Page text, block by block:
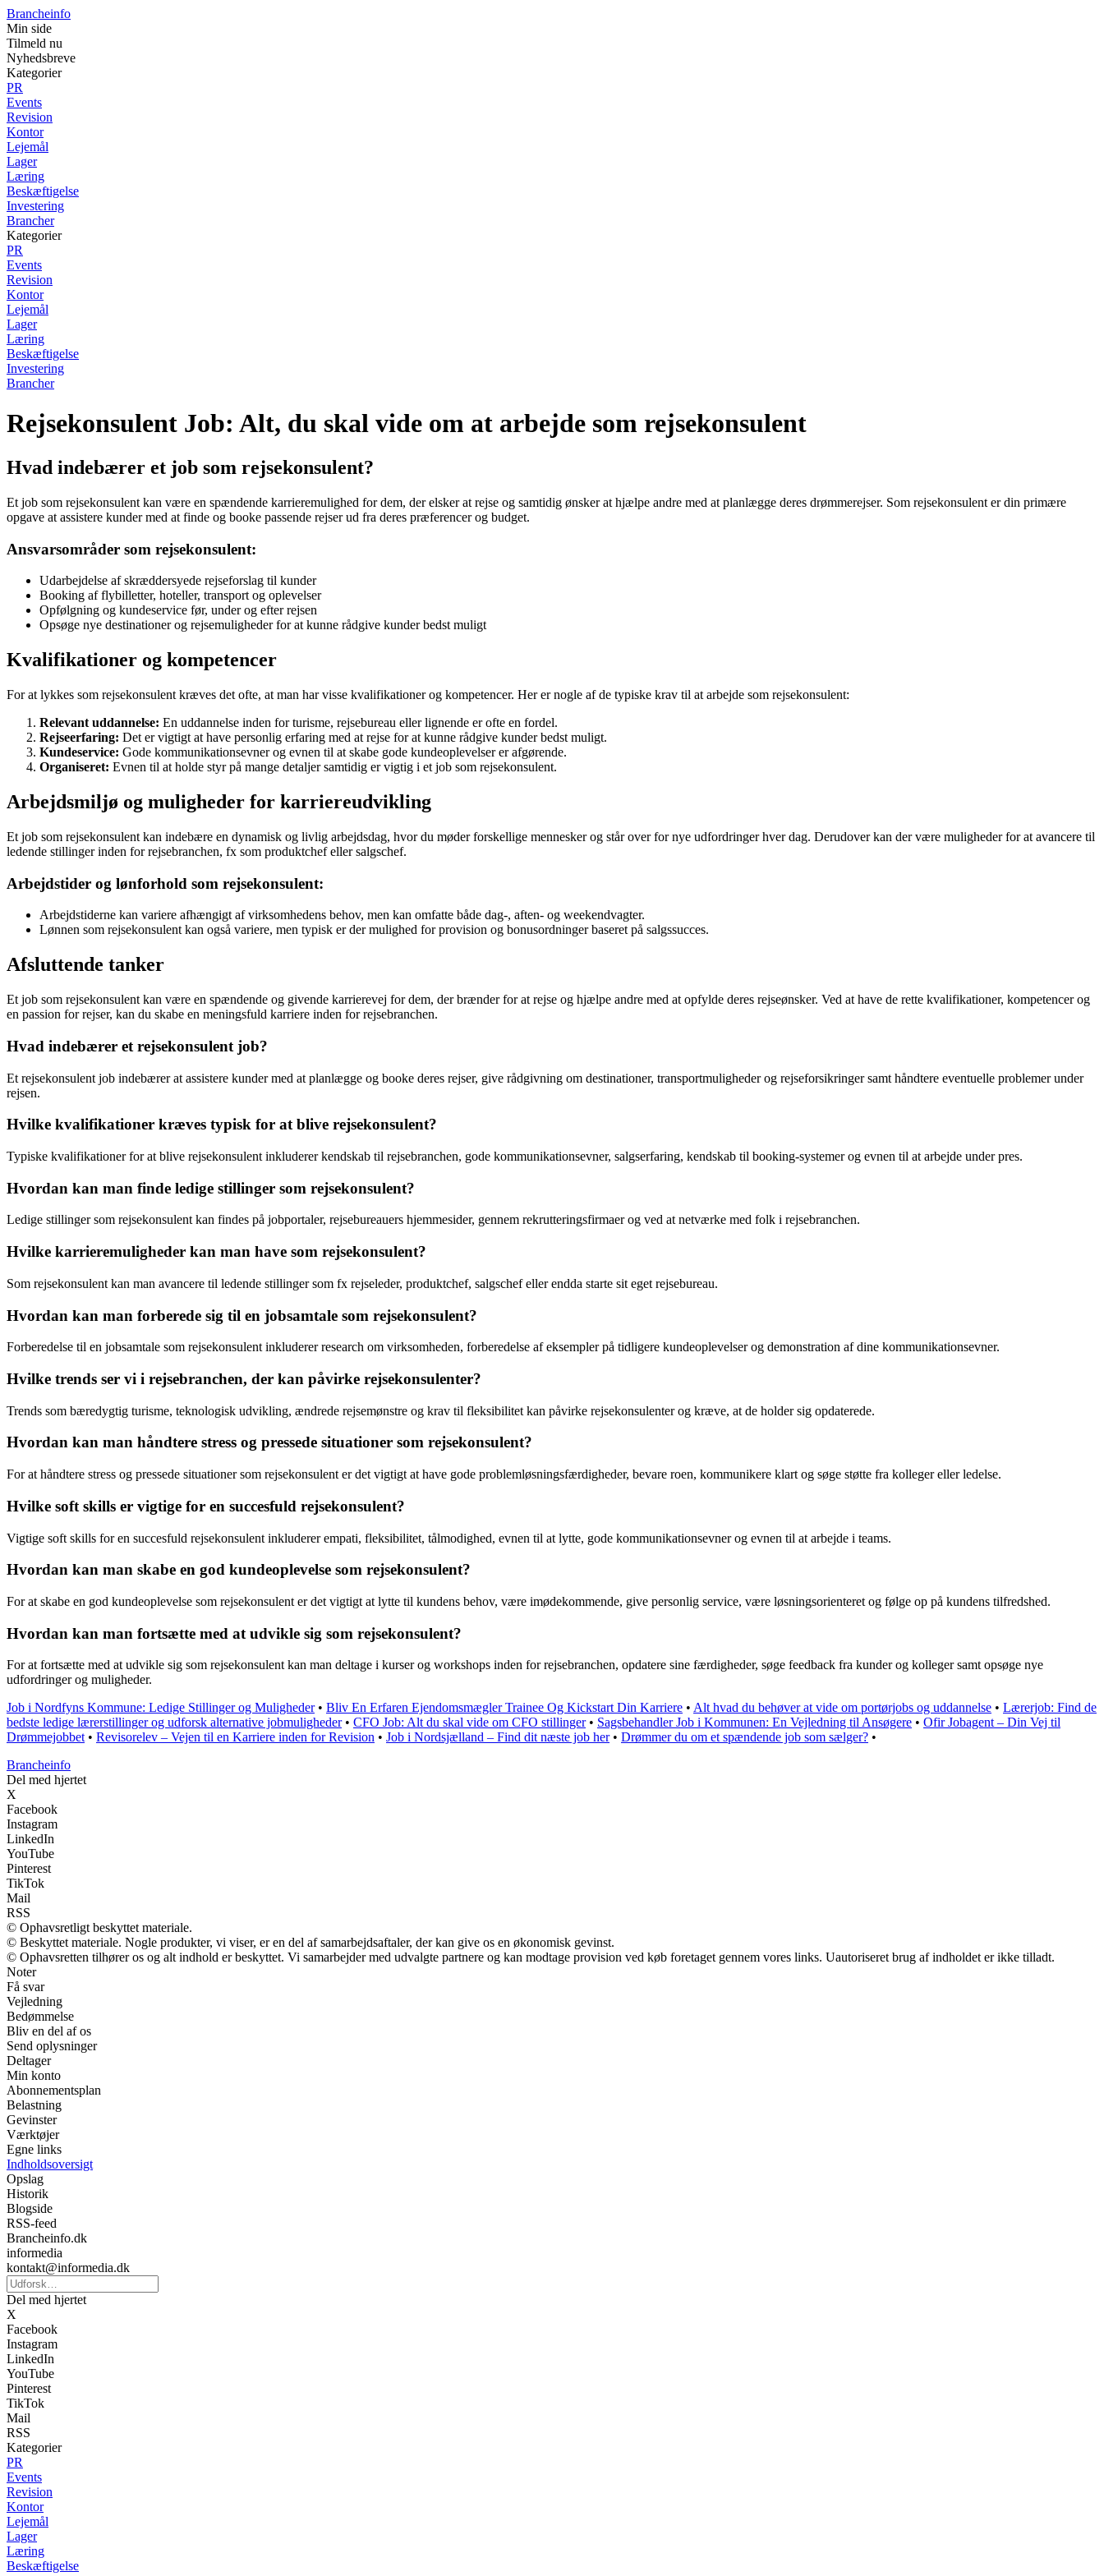
Brancheinfo
Min side
Tilmeld nu
Nyhedsbreve
Kategorier
PR
Events
Revision
Kontor
Lejemål
Lager
Læring
Beskæftigelse
Investering
Brancher
Kategorier
PR
Events
Revision
Kontor
Lejemål
Lager
Læring
Beskæftigelse
Investering
Brancher
Rejsekonsulent Job: Alt, du skal vide om at arbejde som rejsekonsulent
Hvad indebærer et job som rejsekonsulent?
Et job som rejsekonsulent kan være en spændende karrieremulighed for dem, der elsker at rejse og samtidig ønsker at hjælpe andre med at planlægge deres drømmerejser. Som rejsekonsulent er din primære
opgave at assistere kunder med at finde og booke passende rejser ud fra deres præferencer og budget.
Ansvarsområder som rejsekonsulent:
Udarbejdelse af skræddersyede rejseforslag til kunder
Booking af flybilletter, hoteller, transport og oplevelser
Opfølgning og kundeservice før, under og efter rejsen
Opsøge nye destinationer og rejsemuligheder for at kunne rådgive kunder bedst muligt
Kvalifikationer og kompetencer
For at lykkes som rejsekonsulent kræves det ofte, at man har visse kvalifikationer og kompetencer. Her er nogle af de typiske krav til at arbejde som rejsekonsulent:
Relevant uddannelse: En uddannelse inden for turisme, rejsebureau eller lignende er ofte en fordel.
Rejseerfaring: Det er vigtigt at have personlig erfaring med at rejse for at kunne rådgive kunder bedst muligt.
Kundeservice: Gode kommunikationsevner og evnen til at skabe gode kundeoplevelser er afgørende.
Organiseret: Evnen til at holde styr på mange detaljer samtidig er vigtig i et job som rejsekonsulent.
Arbejdsmiljø og muligheder for karriereudvikling
Et job som rejsekonsulent kan indebære en dynamisk og livlig arbejdsdag, hvor du møder forskellige mennesker og står over for nye udfordringer hver dag. Derudover kan der være muligheder for at avancere til
ledende stillinger inden for rejsebranchen, fx som produktchef eller salgschef.
Arbejdstider og lønforhold som rejsekonsulent:
Arbejdstiderne kan variere afhængigt af virksomhedens behov, men kan omfatte både dag-, aften- og weekendvagter.
Lønnen som rejsekonsulent kan også variere, men typisk er der mulighed for provision og bonusordninger baseret på salgssucces.
Afsluttende tanker
Et job som rejsekonsulent kan være en spændende og givende karrierevej for dem, der brænder for at rejse og hjælpe andre med at opfylde deres rejseønsker. Ved at have de rette kvalifikationer, kompetencer og
en passion for rejser, kan du skabe en meningsfuld karriere inden for rejsebranchen.
Hvad indebærer et rejsekonsulent job?
Et rejsekonsulent job indebærer at assistere kunder med at planlægge og booke deres rejser, give rådgivning om destinationer, transportmuligheder og rejseforsikringer samt håndtere eventuelle problemer under
rejsen.
Hvilke kvalifikationer kræves typisk for at blive rejsekonsulent?
Typiske kvalifikationer for at blive rejsekonsulent inkluderer kendskab til rejsebranchen, gode kommunikationsevner, salgserfaring, kendskab til booking-systemer og evnen til at arbejde under pres.
Hvordan kan man finde ledige stillinger som rejsekonsulent?
Ledige stillinger som rejsekonsulent kan findes på jobportaler, rejsebureauers hjemmesider, gennem rekrutteringsfirmaer og ved at netværke med folk i rejsebranchen.
Hvilke karrieremuligheder kan man have som rejsekonsulent?
Som rejsekonsulent kan man avancere til ledende stillinger som fx rejseleder, produktchef, salgschef eller endda starte sit eget rejsebureau.
Hvordan kan man forberede sig til en jobsamtale som rejsekonsulent?
Forberedelse til en jobsamtale som rejsekonsulent inkluderer research om virksomheden, forberedelse af eksempler på tidligere kundeoplevelser og demonstration af dine kommunikationsevner.
Hvilke trends ser vi i rejsebranchen, der kan påvirke rejsekonsulenter?
Trends som bæredygtig turisme, teknologisk udvikling, ændrede rejsemønstre og krav til fleksibilitet kan påvirke rejsekonsulenter og kræve, at de holder sig opdaterede.
Hvordan kan man håndtere stress og pressede situationer som rejsekonsulent?
For at håndtere stress og pressede situationer som rejsekonsulent er det vigtigt at have gode problemløsningsfærdigheder, bevare roen, kommunikere klart og søge støtte fra kolleger eller ledelse.
Hvilke soft skills er vigtige for en succesfuld rejsekonsulent?
Vigtige soft skills for en succesfuld rejsekonsulent inkluderer empati, fleksibilitet, tålmodighed, evnen til at lytte, gode kommunikationsevner og evnen til at arbejde i teams.
Hvordan kan man skabe en god kundeoplevelse som rejsekonsulent?
For at skabe en god kundeoplevelse som rejsekonsulent er det vigtigt at lytte til kundens behov, være imødekommende, give personlig service, være løsningsorienteret og følge op på kundens tilfredshed.
Hvordan kan man fortsætte med at udvikle sig som rejsekonsulent?
For at fortsætte med at udvikle sig som rejsekonsulent kan man deltage i kurser og workshops inden for rejsebranchen, opdatere sine færdigheder, søge feedback fra kunder og kolleger samt opsøge nye
udfordringer og muligheder.
Job i Nordfyns Kommune: Ledige Stillinger og Muligheder• Bliv En Erfaren Ejendomsmægler Trainee Og Kickstart Din Karriere • Alt hvad du behøver at vide om portørjobs og uddannelse • Lærerjob: Find de
bedste ledige lærerstillinger og udforsk alternative jobmuligheder• CFO Job: Alt du skal vide om CFO stillinger• Sagsbehandler Job i Kommunen: En Vejledning til Ansøgere • Ofir Jobagent – Din Vej til
Drømmejobbet• Revisorelev – Vejen til en Karriere inden for Revision • Job i Nordsjælland – Find dit næste job her• Drømmer du om et spændende job som sælger? •
Brancheinfo
Del med hjertet
X
Facebook
Instagram
LinkedIn
YouTube
Pinterest
TikTok
Mail
RSS
© Ophavsretligt beskyttet materiale.
© Beskyttet materiale. Nogle produkter, vi viser, er en del af samarbejdsaftaler, der kan give os en økonomisk gevinst.
© Ophavsretten tilhører os og alt indhold er beskyttet. Vi samarbejder med udvalgte partnere og kan modtage provision ved køb foretaget gennem vores links. Uautoriseret brug af indholdet er ikke tilladt.
Noter
Få svar
Vejledning
Bedømmelse
Bliv en del af os
Send oplysninger
Deltager
Min konto
Abonnementsplan
Belastning
Gevinster
Værktøjer
Egne links
Indholdsoversigt
Opslag
Historik
Blogside
RSS-feed
Brancheinfo.dk
informedia
kontakt@informedia.dk
Del med hjertet
X
Facebook
Instagram
LinkedIn
YouTube
Pinterest
TikTok
Mail
RSS
Kategorier
PR
Events
Revision
Kontor
Lejemål
Lager
Læring
Beskæftigelse